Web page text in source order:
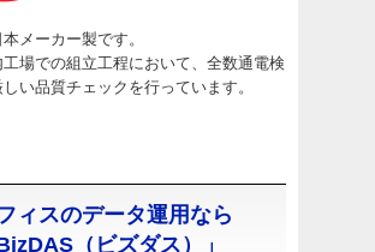
メーカー製です。
工場での組立工程において、全数通電検
い品質チェックを行っています。
ィスのデータ運用なら
BizDAS（ビズダス）」